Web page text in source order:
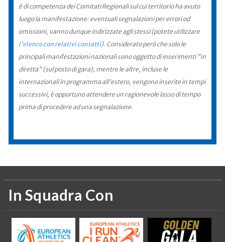
è di competenza dei Comitati Regionali sul cui territorio ha avuto
luogo la manifestazione: eventuali segnalazioni per errori od
omissioni, vanno dunque indirizzate agli stessi (potete utilizzare
l'elenco con relativi contatti). Considerato però che solo le
principali manifestazioni nazionali sono oggetto di inserimenti "in
diretta" (sul posto di gara), mentre le altre, incluse le
internazionali in programma all'estero, vengono inserite in tempi
successivi, è opportuno attendere un ragionevole lasso di tempo
prima di procedere ad una segnalazione.
In Squadra Con